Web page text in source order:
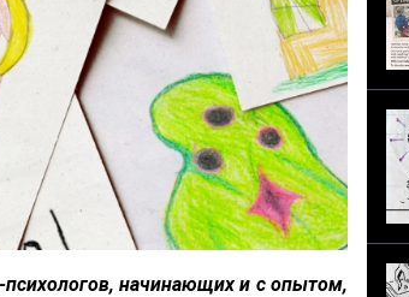
психологов, начинающих и с опытом,